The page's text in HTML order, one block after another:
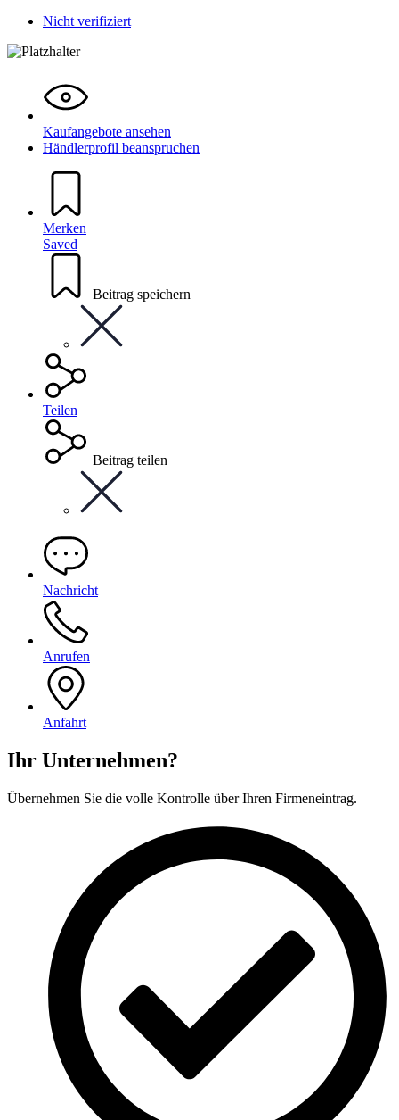
Nicht verifiziert
Kaufangebote ansehen
Händlerprofil beanspruchen
Merken
Saved
Beitrag speichern
Teilen
Beitrag teilen
Nachricht
Anrufen
Anfahrt
Ihr Unternehmen?
Übernehmen Sie die volle Kontrolle über Ihren Firmeneintrag.